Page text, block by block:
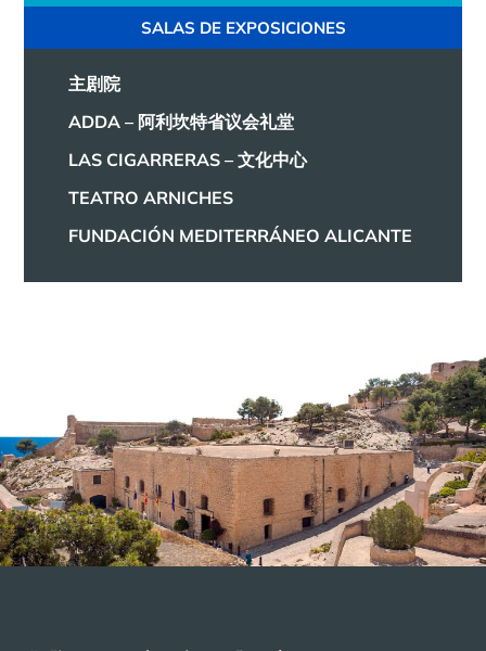
SALAS DE EXPOSICIONES
主剧院
ADDA – 阿利坎特省议会礼堂
LAS CIGARRERAS – 文化中心
TEATRO ARNICHES
FUNDACIÓN MEDITERRÁNEO ALICANTE